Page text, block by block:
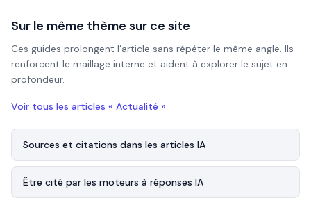
Sur le même thème sur ce site
Ces guides prolongent l’article sans répéter le même angle. Ils
renforcent le maillage interne et aident à explorer le sujet en
profondeur.
Voir tous les articles « Actualité »
Sources et citations dans les articles IA
Être cité par les moteurs à réponses IA